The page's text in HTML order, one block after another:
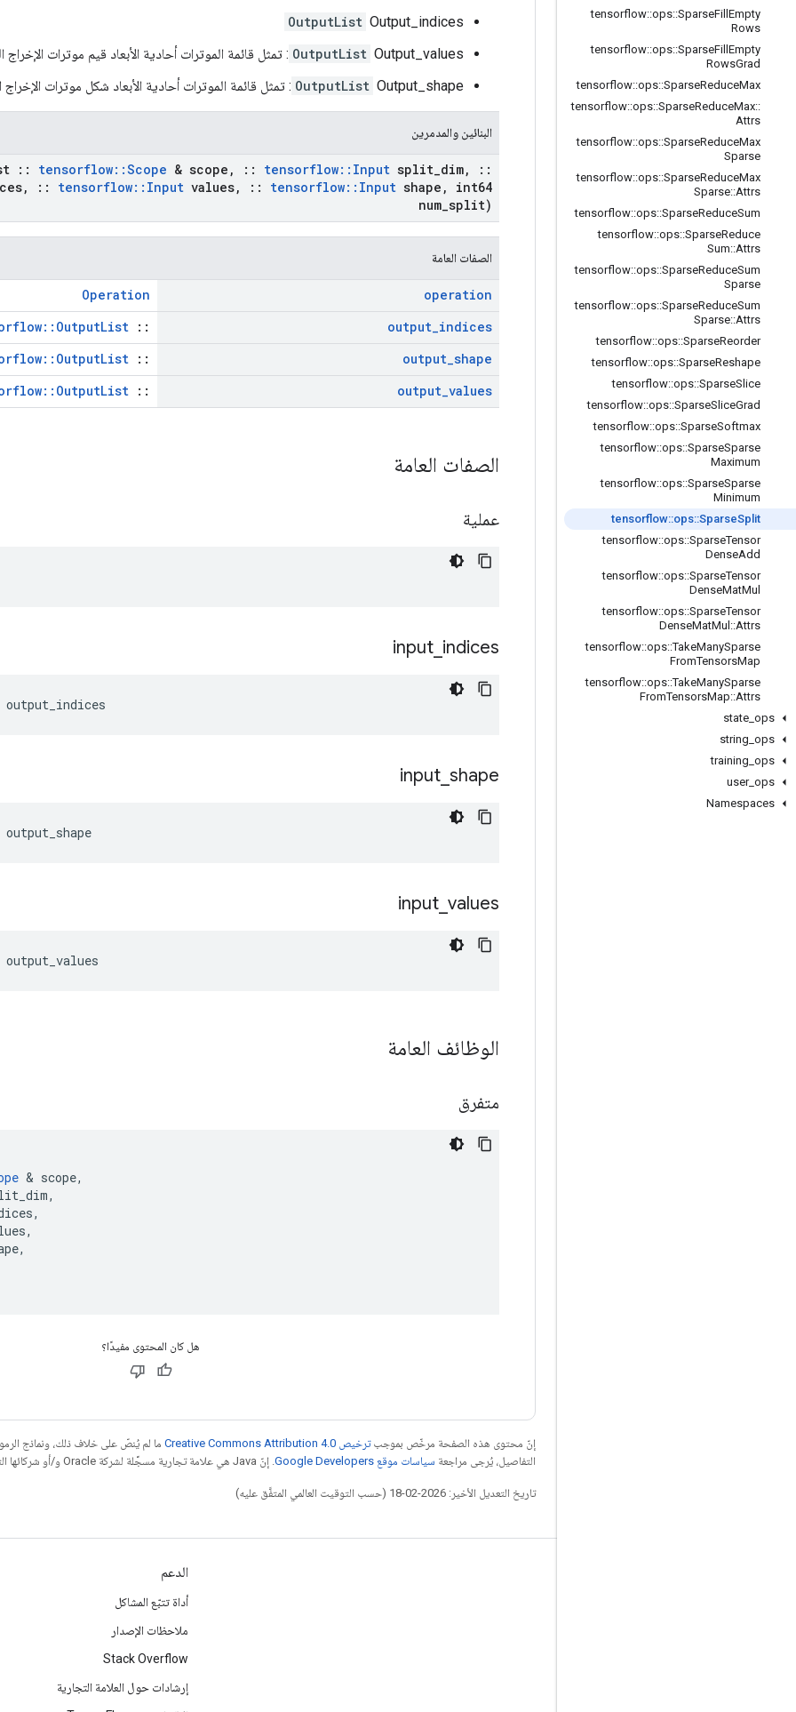
tensorflow::ops::SparseFill Empty
Rows
tensorflow::ops::SparseFill Empty
RowsGrad
tensorflow::ops::SparseReduceMax
tensorflow::ops::SparseReduceMax::
Attrs
tensorflow::ops::SparseReduceMax
Sparse
tensorflow::ops::SparseReduceMax
Sparse::Attrs
tensorflow::ops::SparseReduceSum
tensorflow::ops::SparseReduce
Sum::Attrs
tensorflow::ops::SparseReduceSum
Sparse
tensorflow::ops::SparseReduceSum
Sparse::Attrs
tensorflow::ops::SparseReorder
tensorflow::ops::SparseReshape
tensorflow::ops::SparseSlice
tensorflow::ops::SparseSliceGrad
tensorflow::ops::SparseSoftmax
tensorflow::ops::SparseSparse
Maximum
tensorflow::ops::SparseSparse
Minimum
tensorflow::ops::SparseSplit
tensorflow::ops::SparseTensor
DenseAdd
tensorflow::ops::SparseTensor
DenseMatMul
tensorflow::ops::SparseTensor
DenseMatMul ::Attrs
tensorflow::ops::TakeManySparse
FromTensorsMap
tensorflow::ops::TakeManySparse
FromTensorsMap::Attrs
state ops
string ops
training ops
user_ ops
Namespaces
OutputList Output_indices
OutputList Output_values: تمثل قائمة الموترات أحادية الأبعاد قيم موترات الإخراج المتفرقة.
OutputList Output_shape: تمثل قائمة الموترات أحادية الأبعاد شكل موترات الإخراج المتفرقة.
البنائين والمدمرين
:: tensorflow::Scope & scope , :: tensorflow:: Input split dim,
::
, :: tensorflow:: Input values, :: tensorflow:: Input shape ,
int64
num split)
الصفات العامة
operation
Operation
output_indices
::
output_shape
::
output_values
::
الصفات العامة
عملية
input indices
output_indices
input shape
output_shape
input values
output_values
الوظائف العامة
متفرق
& scope,
,
,
,
,
هل كان المحتوى مفيدًا؟
إنّ محتوى هذه الصفحة مرخّص بموجبترخيص Creative Commons Attribution 4.0‏
ما لم يُنصّ على خلاف ذلك، ونماذج
التفاصيل، يُرجى مراجعة سياسات موقع Google Developers‏ . إنّ Java هي علامة تجارية مسجَّلة لشركة Oracle و/أو شركائها التابعين.
تاريخ التعديل الأخير: 2026-02-18 (حسب التوقيت العالمي المتفَّق عليه)
الدعم
أداة تتبّع المشاكل
ملاحظات الإصدار
Stack Overflow
إرشادات حول العلامة التجارية